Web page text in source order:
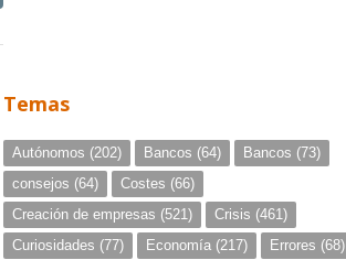
Temas
Autónomos (202) Bancos (64) Bancos (73)
consejos (64) Costes (66)
Creación de empresas (521) Crisis (461)
Curiosidades (77) Economía (217) Errores (68)